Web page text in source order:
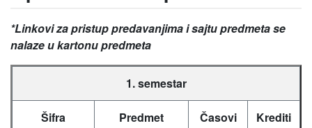
*Linkovi za pristup predavanjima i sajtu predmeta se
nalaze u kartonu predmeta
1. semestar
Šifra Predmet
Časovi
Krediti